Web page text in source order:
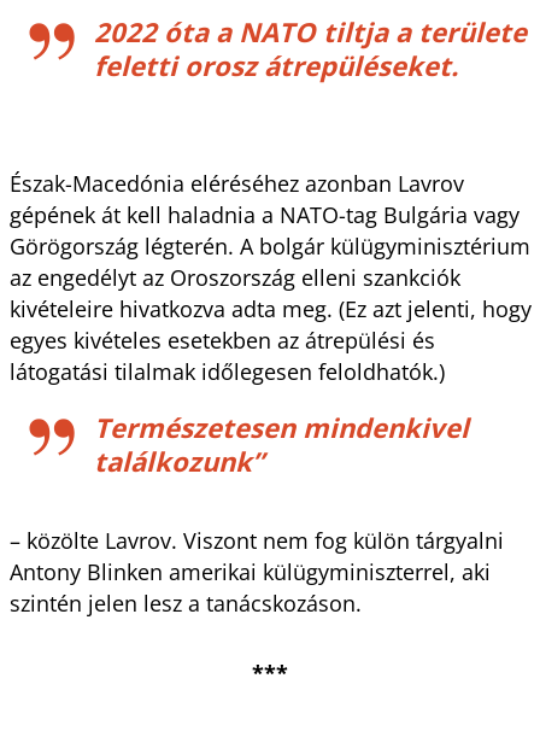
2022 óta a NATO tiltja a területe
feletti orosz átrepüléseket.
Észak-Macedónia eléréséhez azonban Lavrov
gépének át kell haladnia a NATO-tag Bulgária vagy
Görögország légterén. A bolgár külügyminisztérium
az engedélyt az Oroszország elleni szankciók
kivételeire hivatkozva adta meg. (Ez azt jelenti, hogy
egyes kivételes esetekben az átrepülési és
látogatási tilalmak időlegesen feloldhatók.)
Természetesen mindenkivel
találkozunk”
– közölte Lavrov. Viszont nem fog külön tárgyalni
Antony Blinken amerikai külügyminiszterrel, aki
szintén jelen lesz a tanácskozáson.
***